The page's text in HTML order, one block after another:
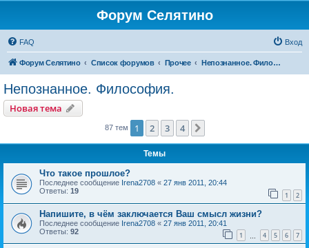
Форум Селятино
FAQ Вход
Форум Селятино Список форумов Прочее Непознанное. Философия.
Непознанное. Философия.
Новая тема
87 тем 1 2 3 4
Темы
Что такое прошлое?
Последнее сообщение Irena2708 « 27 янв 2011, 20:44
Ответы: 19 1 2
Напишите, в чём заключается Ваш смысл жизни?
Последнее сообщение Irena2708 « 27 янв 2011, 20:41
Ответы: 92 1 4 5 6 7